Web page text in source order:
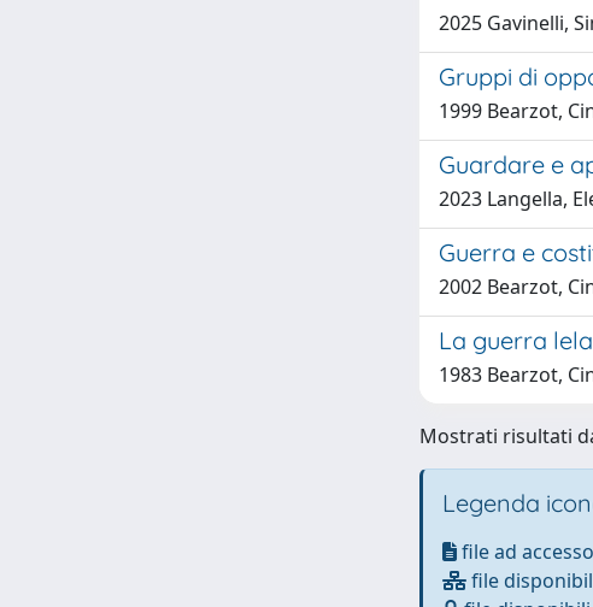
2025 Gavinelli,
Gruppi di
1999 Bearzot,
Guardare e
2023 Langella,
Guerra e
2002 Bearzot,
La guerra
1983 Bearzot,
Mostrati risultati
Legenda
file ad
file